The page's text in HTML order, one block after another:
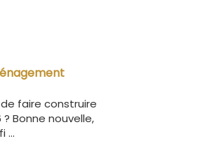
faire construire
Bonne nouvelle,
...